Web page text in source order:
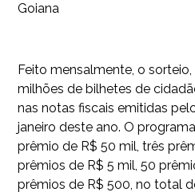
Feito mensalmente, o
milhões de bilhetes de
nas notas fiscais emitidas
janeiro deste ano. O
prêmio de R$ 50 mil, três
prêmios de R$ 5 mil, 50
prêmios de R$ 500, no total